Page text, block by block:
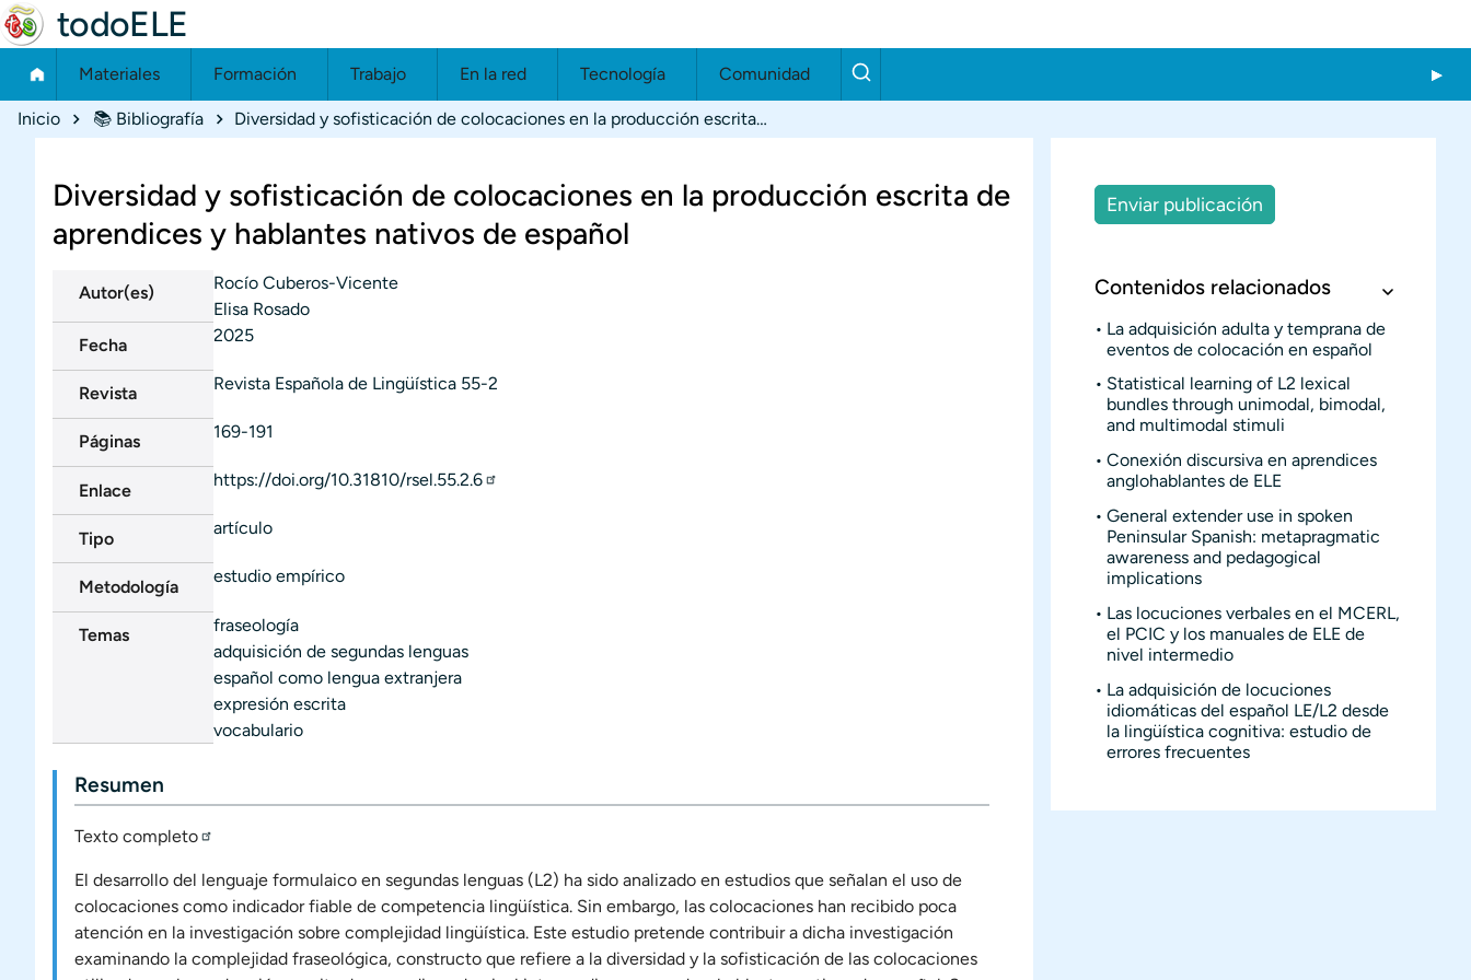
todoELE
Materiales Formación Trabajo En la red Tecnología Comunidad
Ruta de navegación
Inicio 📚 Bibliografía Diversidad y sofisticación de colocaciones en la producción escrita de aprendices y hablantes nativos de español
Diversidad y sofisticación de colocaciones en la producción escrita de
aprendices y hablantes nativos de español
Autor(es)
Rocío Cuberos-Vicente
Elisa Rosado
Fecha
2025
Revista
Revista Española de Lingüística 55-2
Páginas
169-191
Enlace
https://doi.org/10.31810/rsel.55.2.6
Tipo
artículo
Metodología
estudio empírico
Temas
fraseología
adquisición de segundas lenguas
español como lengua extranjera
expresión escrita
vocabulario
Resumen
Texto completo
El desarrollo del lenguaje formulaico en segundas lenguas (L2) ha sido analizado en estudios que señalan el uso de
colocaciones como indicador fiable de competencia lingüística. Sin embargo, las colocaciones han recibido poca
atención en la investigación sobre complejidad lingüística. Este estudio pretende contribuir a dicha investigación
examinando la complejidad fraseológica, constructo que refiere a la diversidad y la sofisticación de las colocaciones
Enviar publicación
Contenidos relacionados
La adquisición adulta y temprana de
eventos de colocación en español
Statistical learning of L2 lexical
bundles through unimodal, bimodal,
and multimodal stimuli
Conexión discursiva en aprendices
anglohablantes de ELE
General extender use in spoken
Peninsular Spanish: metapragmatic
awareness and pedagogical
implications
Las locuciones verbales en el MCERL,
el PCIC y los manuales de ELE de
nivel intermedio
La adquisición de locuciones
idiomáticas del español LE/L2 desde
la lingüística cognitiva: estudio de
errores frecuentes